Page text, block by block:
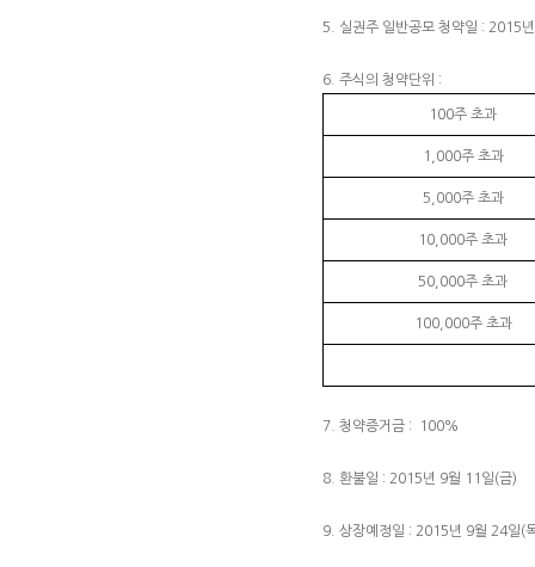
5. 실권주 일반공모 청약일 : 2015
6. 주식의 청약단위 :
100주 초과
1,000주 초과
5,000주 초과
10,000주 초과
50,000주 초과
100,000주 초과
7. 청약증거금 : 100%
8. 환불일 : 2015년 9월 11일(금)
9. 상장예정일 : 2015년 9월 24일(